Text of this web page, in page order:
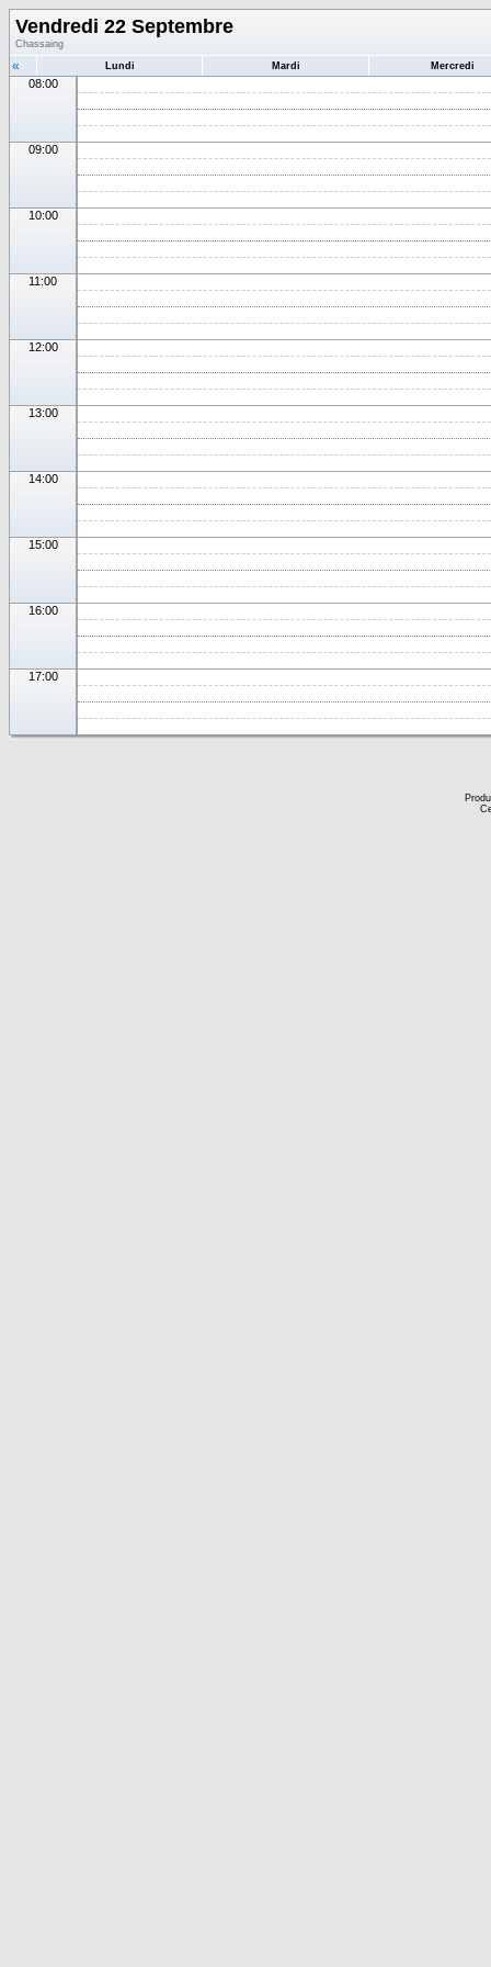
Vendredi 22 Septembre
Chassaing
« Lundi Mardi Mercredi
08:00
09:00
10:00
11:00
12:00
13:00
14:00
15:00
16:00
17:00